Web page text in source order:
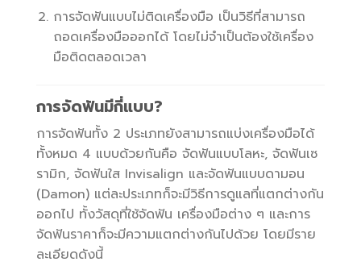
การจัดฟันแบบไม่ติดเครื่องมือ เป็นวิธีที่สามารถ
ถอดเครื่องมือออกได้ โดยไม่จำเป็นต้องใช้เครื่อง
มือติดตลอดเวลา
การจัดฟันมีกี่แบบ?
การจัดฟันทั้ง 2 ประเภทยังสามารถแบ่งเครื่องมือได้
ทั้งหมด 4 แบบด้วยกันคือ จัดฟันแบบโลหะ, จัดฟันเซ
รามิก, จัดฟันใส Invisalign และจัดฟันแบบดามอน
(Damon) แต่ละประเภทก็จะมีวิธีการดูแลที่แตกต่างกัน
ออกไป ทั้งวัสดุที่ใช้จัดฟัน เครื่องมือต่าง ๆ และการ
จัดฟันราคาก็จะมีความแตกต่างกันไปด้วย โดยมีราย
ละเอียดดังนี้